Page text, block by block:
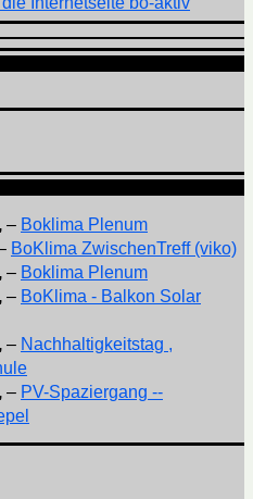
, – Boklima Plenum
BoKlima ZwischenTreff (viko)
, – Boklima Plenum
, – BoKlima - Balkon Solar
, – Nachhaltigkeitstag ,
, – PV-Spaziergang --